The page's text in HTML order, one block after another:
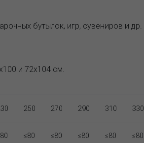
бутылок, игр, сувениров и др.
и 72х104 см.
250 270 290 310 330
≤80 ≤80 ≤80 ≤80 ≤80